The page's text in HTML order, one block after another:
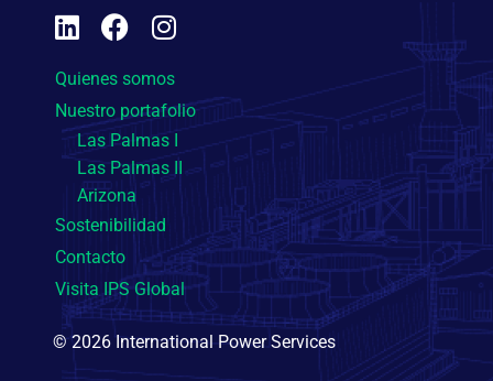
Quienes somos
Nuestro portafolio
Las Palmas I
Las Palmas II
Arizona
Sostenibilidad
Contacto
Visita IPS Global
© 2026 International Power Services